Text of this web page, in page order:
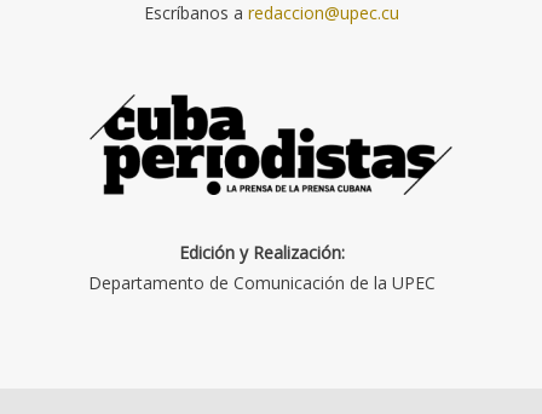
Escríbanos a redaccion@upec.cu
Edición y Realización:
Departamento de Comunicación de la UPEC